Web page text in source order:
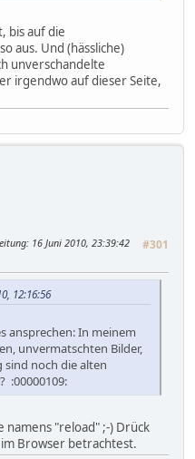
bis auf die
aus. Und (hässliche)
unverschandelte
irgendwo auf dieser Seite,
#301
: 16 Juni 2010, 23:39:42
12:16:56
ansprechen: In meinem
unvermatschten Bilder,
sind noch die alten
:00000109:
namens "reload" ;-) Drück
im Browser betrachtest.